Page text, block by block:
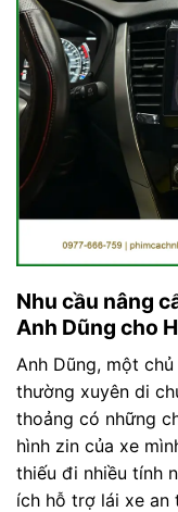
Nhu cầu nâng
Anh Dũng cho
Anh Dũng, một
thường xuyên di
thoảng có những
hình zin của xe
thiếu đi nhiều tính
ích hỗ trợ lái xe an